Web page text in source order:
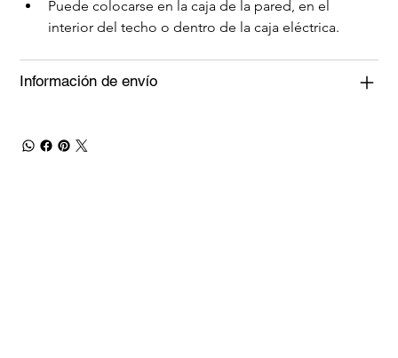
Puede colocarse en la caja de la pared, en el
interior del techo o dentro de la caja eléctrica.
Información de envío